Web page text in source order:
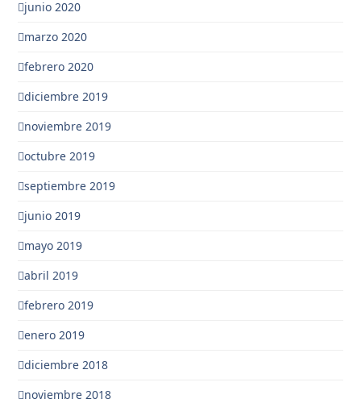
junio 2020
marzo 2020
febrero 2020
diciembre 2019
noviembre 2019
octubre 2019
septiembre 2019
junio 2019
mayo 2019
abril 2019
febrero 2019
enero 2019
diciembre 2018
noviembre 2018